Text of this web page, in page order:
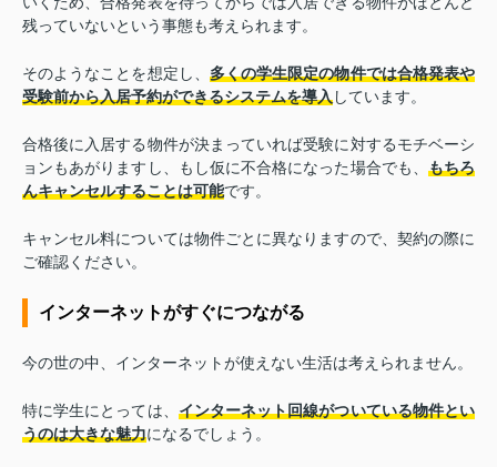
残っていないという事態も考えられます。
そのようなことを想定し、 多くの学生限定の物件では合格発表や
受験前から入居予約ができるシステムを導入しています。
合格後に入居する物件が決まっていれば受験に対するモチベーシ
ョンもあがりますし、もし仮に不合格になった場合でも、 もちろ
んキャンセルすることは可能です。
キャンセル料については物件ごとに異なりますので、契約の際に
ご確認ください。
インターネットがすぐにつながる
今の世の中、インターネットが使えない生活は考えられません。
特に学生にとっては、 インターネット回線がついている物件とい
うのは大きな魅力になるでしょう。